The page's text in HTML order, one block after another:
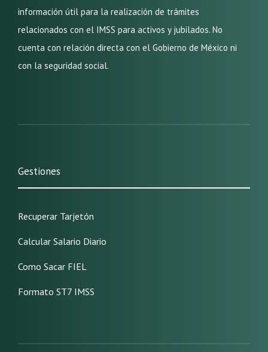
información útil para la realización de trámites
relacionados con el IMSS para activos y jubilados. No
cuenta con relación directa con el Gobierno de México ni
con la seguridad social.
Gestiones
Recuperar Tarjetón
Calcular Salario Diario
Como Sacar FIEL
Formato ST7 IMSS